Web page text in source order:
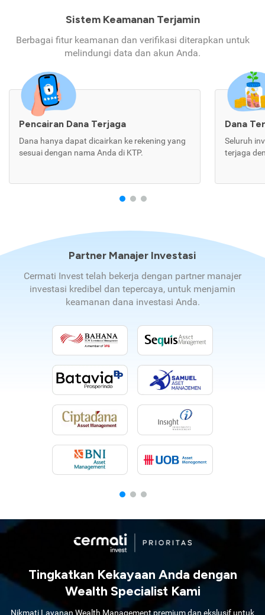
Sistem Keamanan Terjamin
Berbagai fitur keamanan dan verifikasi diterapkan untuk
melindungi data dan akun Anda.
Pencairan Dana Terjaga
Dana hanya dapat dicairkan ke rekening yang
sesuai dengan nama Anda di KTP.
Dana
Seluruh
terjaga
Partner Manajer Investasi
Cermati Invest telah bekerja dengan partner manajer
investasi kredibel dan tepercaya, untuk menjamin
keamanan dana investasi Anda.
Tingkatkan Kekayaan Anda dengan
Wealth Specialist Kami
Nikmati Layanan Wealth Management premium dan ekslusif untuk